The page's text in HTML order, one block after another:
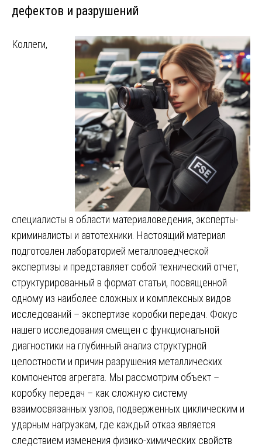
дефектов и разрушений
Коллеги,
специалисты в области материаловедения, эксперты-
криминалисты и автотехники. Настоящий материал
подготовлен лабораторией металловедческой
экспертизы и представляет собой технический отчет,
структурированный в формат статьи, посвященной
одному из наиболее сложных и комплексных видов
исследований – экспертизе коробки передач. Фокус
нашего исследования смещен с функциональной
диагностики на глубинный анализ структурной
целостности и причин разрушения металлических
компонентов агрегата. Мы рассмотрим объект –
коробку передач – как сложную систему
взаимосвязанных узлов, подверженных циклическим и
ударным нагрузкам, где каждый отказ является
следствием изменения физико-химических свойств